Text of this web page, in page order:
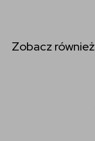
Zobacz również